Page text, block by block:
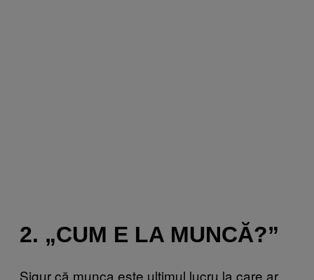
2. „CUM E LA MUNCĂ?”
Sigur că munca este ultimul lucru la care ar